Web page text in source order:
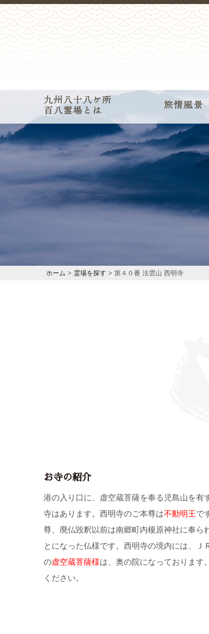
ホーム > 霊場を探す > 第４０番 法雲山 西明寺
お寺の紹介
港の入り口に、虚空蔵菩薩を奉る児島山を有
寺はあります。西明寺のご本尊は不動明王で
尊、廃仏毀釈以前は南郷町内榎原神社に奉ら
とになった仏様です。西明寺の境内には、
の虚空蔵菩薩様は、奥の院になっております
ください。